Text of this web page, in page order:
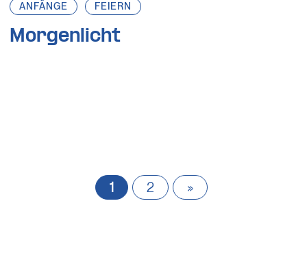
ANFÄNGE FEIERN
Morgenlicht
1 2 »